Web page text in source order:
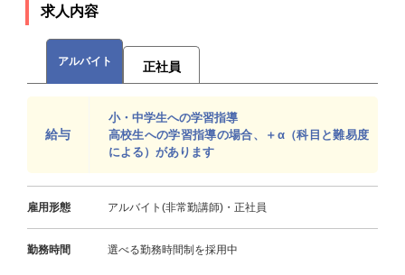
求人内容
アルバイト 正社員
給与
小・中学生への学習指導
高校生への学習指導の場合、＋α（科目と難易度
による）があります
雇用形態 アルバイト(非常勤講師)・正社員
勤務時間 選べる勤務時間制を採用中